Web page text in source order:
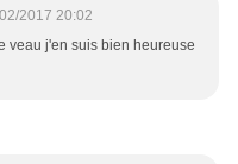
2017 20:02
veau j'en suis bien heureuse